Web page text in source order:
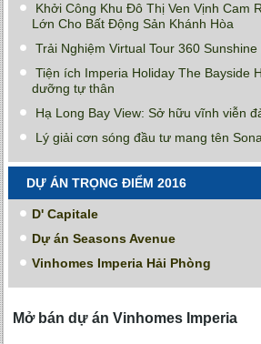
Khởi Công Khu Đô Thị Ven Vịnh Cam
Lớn Cho Bất Động Sản Khánh Hòa
Trải Nghiệm Virtual Tour 360
Tiện ích Imperia Holiday The Bayside
dưỡng tự thân
Hạ Long Bay View: Sở hữu vĩnh viễn
Lý giải cơn sóng đầu tư mang tên
DỰ ÁN TRỌNG ĐIỂM 2016
D' Capitale
Dự án Seasons Avenue
Vinhomes Imperia Hải Phòng
Mở bán dự án Vinhomes Imperia